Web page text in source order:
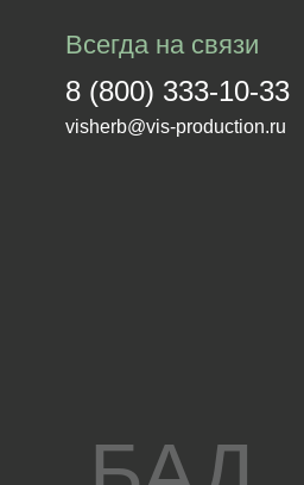
Всегда на связи
8 (800) 333-10-33
visherb@vis-production.ru